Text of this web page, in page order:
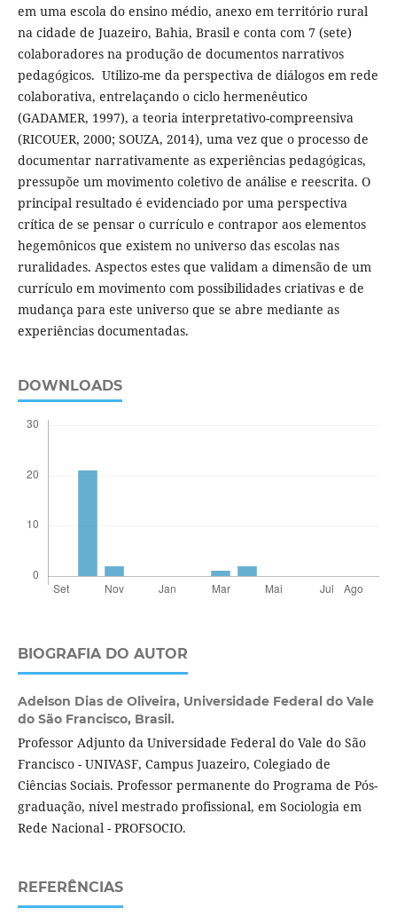
em uma escola do ensino médio, anexo em território rural
na cidade de Juazeiro, Bahia, Brasil e conta com 7 (sete)
colaboradores na produção de documentos narrativos
pedagógicos. Utilizo-me da perspectiva de diálogos em rede
colaborativa, entrelaçando o ciclo hermenêutico
(GADAMER, 1997), a teoria interpretativo-compreensiva
(RICOUER, 2000; SOUZA, 2014), uma vez que o processo de
documentar narrativamente as experiências pedagógicas,
pressupõe um movimento coletivo de análise e reescrita. O
principal resultado é evidenciado por uma perspectiva
crítica de se pensar o currículo e contrapor aos elementos
hegemônicos que existem no universo das escolas nas
ruralidades. Aspectos estes que validam a dimensão de um
currículo em movimento com possibilidades criativas e de
mudança para este universo que se abre mediante as
experiências documentadas.
DOWNLOADS
BIOGRAFIA DO AUTOR
Adelson Dias de Oliveira, Universidade Federal do Vale
do São Francisco, Brasil.
Professor Adjunto da Universidade Federal do Vale do São
Francisco - UNIVASF, Campus Juazeiro, Colegiado de
Ciências Sociais. Professor permanente do Programa de Pós-
graduação, nível mestrado profissional, em Sociologia em
Rede Nacional - PROFSOCIO.
REFERÊNCIAS